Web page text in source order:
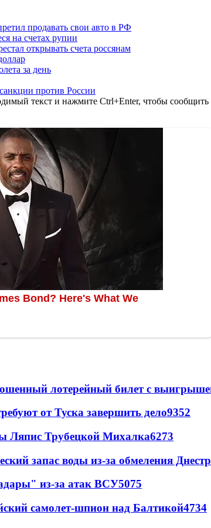
продавать свои авто в РФ
на счетах рупии
открывать счета россянам
за день
санкции против России
текст и нажмите Ctrl+Enter, чтобы сообщить
лотерейный билет с
от Туска завершить дело9352
Ляпис Трубецкой Михалка6273
запас воды из-за обмеления
из-за атак ВСУ5075
самолет-шпион над Балтикой4734